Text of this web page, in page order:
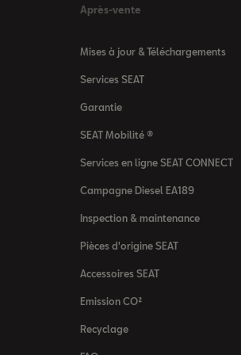
Après-vente
Mises à jour & Téléchargements
Services SEAT
Garantie
SEAT Mobilité ®
Services en ligne SEAT CONNECT
Campagne Diesel EA189
Inspection & maintenance
Pièces d'origine SEAT
Accessoires SEAT
Emission CO²
Recyclage